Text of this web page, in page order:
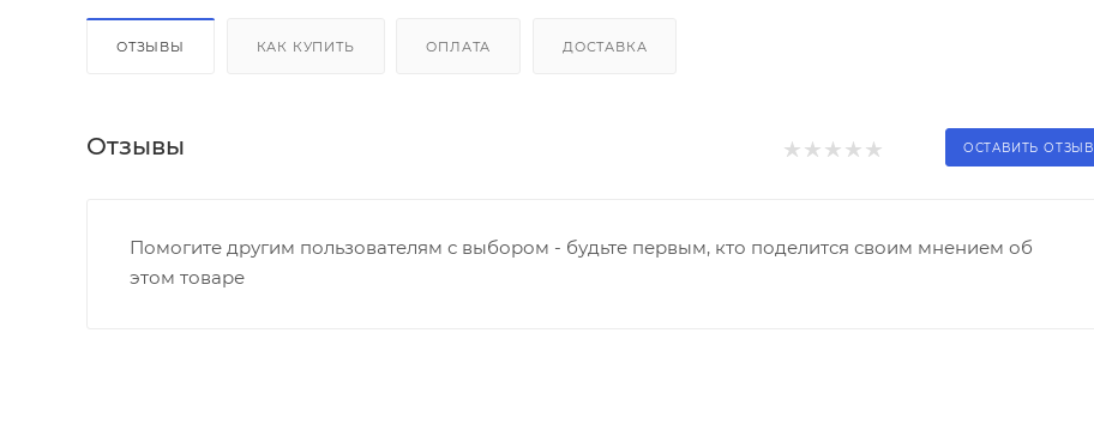
ОТЗЫВЫ КАК КУПИТЬ ОПЛАТА ДОСТАВКА
Отзывы ОСТАВИТЬ ОТЗЫВ
Помогите другим пользователям с выбором - будьте первым, кто поделится своим мнением об
этом товаре